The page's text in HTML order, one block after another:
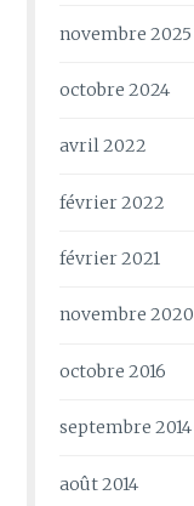
novembre 2025
octobre 2024
avril 2022
février 2022
février 2021
novembre 2020
octobre 2016
septembre 2014
août 2014